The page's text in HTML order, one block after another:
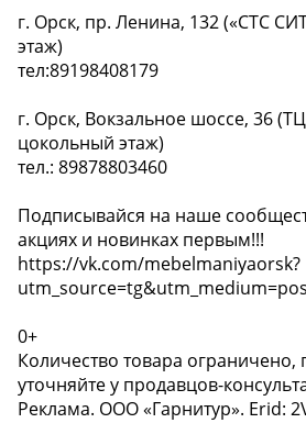
г. Орск, пр. Ленина, 132 («СТС
этаж)
тел:89198408179
г. Орск, Вокзальное шоссе, 36
цокольный этаж)
тел.: 89878803460
️Подписывайся на наше
акциях и новинках первым!!!️
https://vk.com/mebelmaniyaorsk?
0+
Количество товара ограничено,
уточняйте у продавцов-
Реклама. ООО «Гарнитур». Erid: